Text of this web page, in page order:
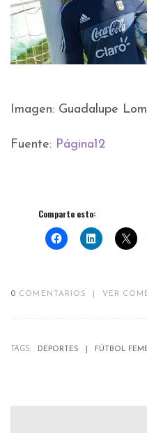
Imagen: Guadalupe
Fuente: Página12
Comparte esto:
0 COMENTARIOS VER
TAGS: DEPORTES FÚTBOL